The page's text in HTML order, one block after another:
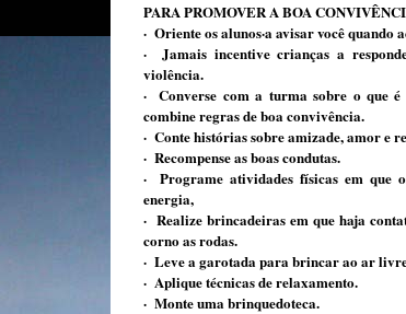
PARA PROMOVER A BOA
· Oriente os alunos·a avisar você quando
· Jamais incentive crianças a
violência.
· Converse com a turma sobre o que
combine regras de boa convivência.
· Conte histórias sobre amizade, amor e
· Recompense as boas condutas.
· Programe atividades físicas em que
energia,
· Realize brincadeiras em que haja
corno as rodas.
· Leve a garotada para brincar ao ar
· Aplique técnicas de relaxamento.
· Monte uma brinquedoteca.